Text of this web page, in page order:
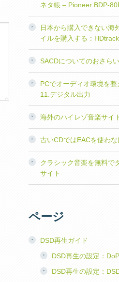
ネタ帳 – Pioneer BDP-
日本から購入できない海
イルを購入する：
SACDについてのおさらい
PCでオーディオ環境を整
11.デジタル出力
海外のハイレゾ音楽サイ
古いCDではEACを使わ
クラシック音楽を無料で
サイト
ページ
DSD再生ガイド
DSD再生の設定：
DSD再生の設定：